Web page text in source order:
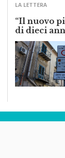
LA LETTERA
“Il nuovo
di dieci